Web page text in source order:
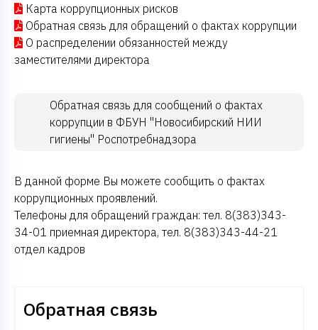
Карта коррупционных рисков
Обратная связь для обращений о фактах коррупции
О распределении обязанностей между
заместителями директора
Обратная связь для сообщений о фактах
коррупции в ФБУН "Новосибирский НИИ
гигиены" Роспотребнадзора
В данной форме Вы можете сообщить о фактах
коррупционных проявлений.
Телефоны для обращений граждан: тел. 8(383)343-
34-01 приемная директора, тел. 8(383)343-44-21
отдел кадров
Обратная связь